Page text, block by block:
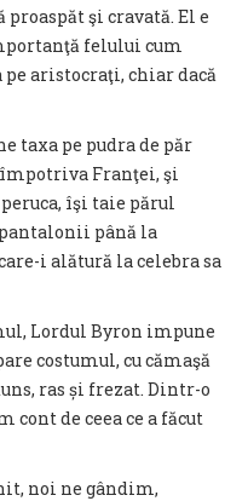
şi cravată. El e
felului cum
aristocraţi, chiar dacă
taxa pe pudra de păr
Franţei, şi
îşi taie părul
pantalonii până la
i alătură la celebra sa
Lordul Byron impune
costumul, cu cămaşă
ras și frezat. Dintr-o
de ceea ce a făcut
noi ne gândim,